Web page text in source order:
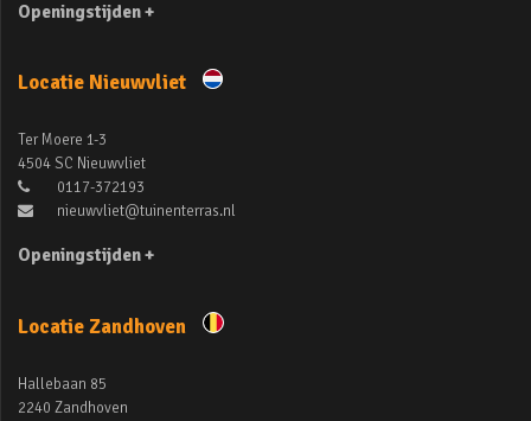
Openingstijden +
Locatie Nieuwvliet
Ter Moere 1-3
4504 SC Nieuwvliet
0117-372193
nieuwvliet@tuinenterras.nl
Openingstijden +
Locatie Zandhoven
Hallebaan 85
2240 Zandhoven